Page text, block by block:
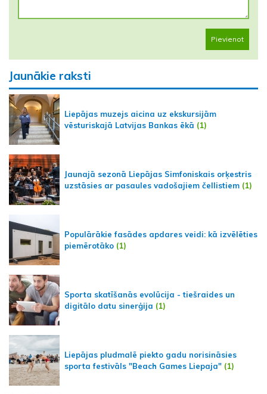
Pievienot
Jaunākie raksti
Liepājas muzejs aicina uz ekskursijām
vēsturiskajā Latvijas Bankas ēkā (1)
Jaunajā sezonā Liepājas Simfoniskais orķestris
uzstāsies ar pasaules vadošajiem čellistiem (1)
Populārākie fasādes apdares veidi: kā izvēlēties
piemērotāko (1)
Sporta skatīšanās evolūcija - tiešraides un
digitālo datu sinerģija (1)
Liepājas pludmalē piekto gadu norisināsies
sporta festivāls "Beach Games Liepaja" (1)